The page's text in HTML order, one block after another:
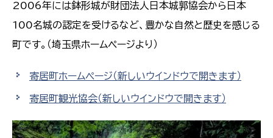
2006年には鉢形城が財団法人日本城郭協会から日本
100名城の認定を受けるなど、豊かな自然と歴史を感じる
町です。（埼玉県ホームページより）
寄居町ホームページ（新しいウインドウで開きます）
寄居町観光協会（新しいウインドウで開きます）